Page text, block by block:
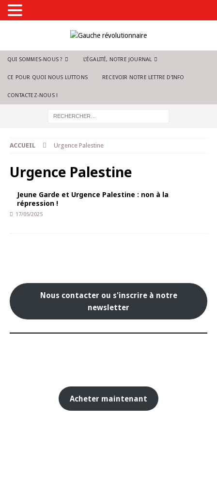
QUI SOMMES-NOUS ? L’ÉGALITÉ, NOTRE JOURNAL
CE POUR QUOI NOUS LUTTONS RECEVOIR NOTRE LETTRE D’INFO
CONTACTEZ-NOUS !
ACCUEIL Urgence Palestine
Urgence Palestine
Jeune Garde et Urgence Palestine : non à la
répression !
17/05/2025
Nous contacter ou s'inscrire à notre
newsletter
Acheter maintenant